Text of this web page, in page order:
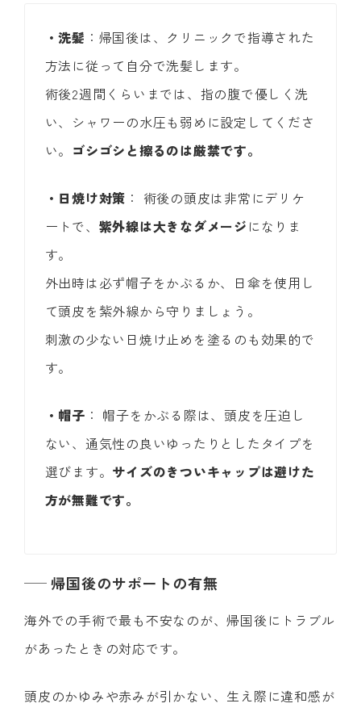
・洗髪 ：帰国後は、クリニックで指導された
方法に従って自分で洗髪します。
術後2週間くらいまでは、指の腹で優しく洗
い、シャワーの水圧も弱めに設定してくださ
い。 ゴシゴシと擦るのは厳禁です。
・日焼け対策 ： 術後の頭皮は非常にデリケ
ートで、 紫外線は大きなダメージ になりま
す。
外出時は必ず帽子をかぶるか、日傘を使用し
て頭皮を紫外線から守りましょう。
刺激の少ない日焼け止めを塗るのも効果的で
す。
・帽子 ： 帽子をかぶる際は、頭皮を圧迫し
ない、通気性の良いゆったりとしたタイプを
選びます。 サイズのきついキャップは避けた
方が無難です。
帰国後のサポートの有無
海外での手術で最も不安なのが、帰国後にトラブル
があったときの対応です。
頭皮のかゆみや赤みが引かない、生え際に違和感が